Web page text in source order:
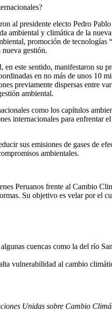
al presidente electo Pedro
ambiental y climática de la
promoción de tecnologías
gestión.
este sentido, manifestaron su
en no más de unos 10
previamente dispersas entre
ambiental.
como los capítulos
internacionales para enfrentar
sus emisiones de gases de
ambientales.
Peruanos frente al Cambio
Su objetivo es velar por el
cuencas como la del río
vulnerabilidad al cambio
Unidas sobre Cambio